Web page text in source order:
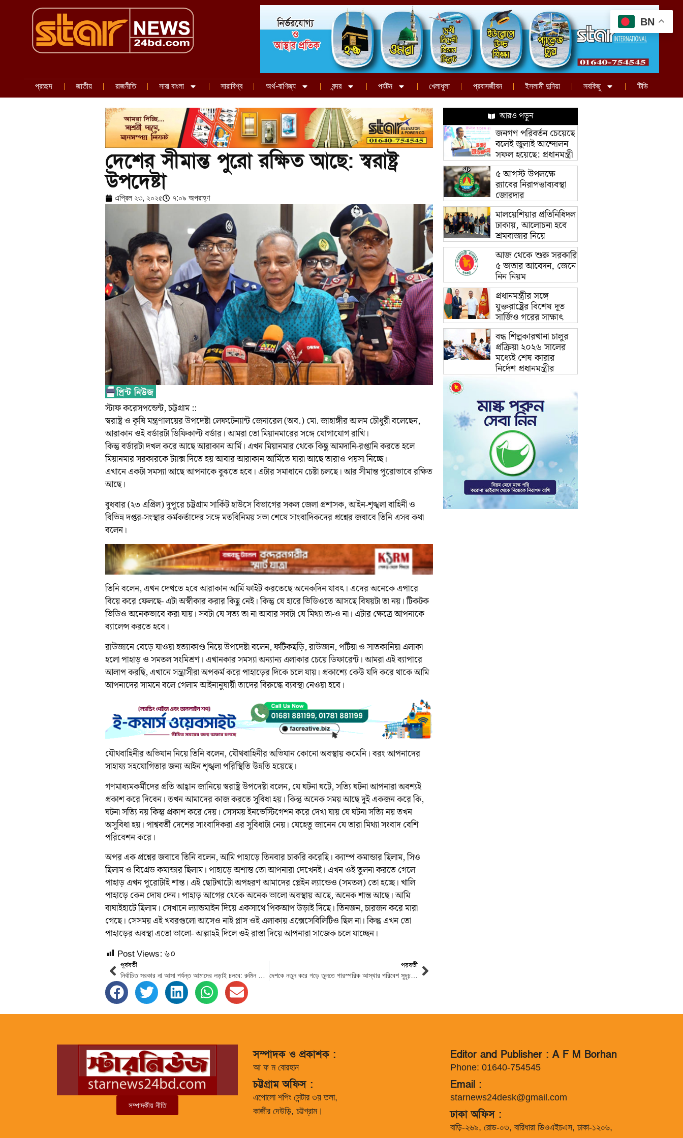
প্রচ্ছদ জাতীয় রাজনীতি সারা বাংলা সারাবিশ্ব অর্থ-বাণিজ্য বন্দর পর্যটন খেলাধুলা প্রবাসজীবন ইসলামী দুনিয়া সবকিছু টিভি
দেশের সীমান্ত পুরো রক্ষিত আছে: স্বরাষ্ট্র
উপদেষ্টা
এপ্রিল ২৩, ২০২৫ ৭:০৯ অপরাহ্ণ
স্টাফ করেসপন্ডেন্ট, চট্টগ্রাম ::
স্বরাষ্ট্র ও কৃষি মন্ত্রণালয়ের উপদেষ্টা লেফটেন্যান্ট জেনারেল (অব.) মো. জাহাঙ্গীর আলম চৌধুরী বলেছেন,
আরাকান ওই বর্ডারটা ডিফিকাল্ট বর্ডার। আমরা তো মিয়ানমারের সঙ্গে যোগাযোগ রাখি।
কিন্তু বর্ডারটা দখল করে আছে আরাকান আর্মি। এখন মিয়ানমার থেকে কিছু আমদানি-রপ্তানি করতে হলে
মিয়ানমার সরকারকে ট্যাক্স দিতে হয় আবার আরাকান আর্মিতে যারা আছে তারাও পয়সা নিচ্ছে।
এখানে একটা সমস্যা আছে আপনাকে বুঝতে হবে। এটার সমাধানে চেষ্টা চলছে। আর সীমান্ত পুরোভাবে রক্ষিত
আছে।
বুধবার (২৩ এপ্রিল) দুপুরে চট্টগ্রাম সার্কিট হাউসে বিভাগের সকল জেলা প্রশাসক, আইন-শৃঙ্খলা বাহিনী ও
বিভিন্ন দপ্তর-সংস্থার কর্মকর্তাদের সঙ্গে মতবিনিময় সভা শেষে সাংবাদিকদের প্রশ্নের জবাবে তিনি এসব কথা
বলেন।
তিনি বলেন, এখন দেখতে হবে আরাকান আর্মি ফাইট করতেছে অনেকদিন যাবৎ। এদের অনেকে এপারে
বিয়ে করে ফেলছে- এটা অস্বীকার করার কিছু নেই। কিন্তু যে হারে ভিডিওতে আসছে বিষয়টা তা নয়। টিকটক
ভিডিও অনেকভাবে করা যায়। সবটা যে সত্য তা না আবার সবটা যে মিথ্যা তা-ও না। এটার ক্ষেত্রে আপনাকে
ব্যালেন্স করতে হবে।
রাউজানে বেড়ে যাওয়া হত্যাকাণ্ড নিয়ে উপদেষ্টা বলেন, ফটিকছড়ি, রাউজান, পটিয়া ও সাতকানিয়া এলাকা
হলো পাহাড় ও সমতল সংমিশ্রণ। এখানকার সমস্যা অন্যান্য এলাকার চেয়ে ডিফারেন্ট। আমরা এই ব্যাপারে
আলাপ করছি, এখানে সন্ত্রাসীরা অপকর্ম করে পাহাড়ের দিকে চলে যায়। প্রকাশ্যে কেউ যদি করে থাকে আমি
আপনাদের সামনে বলে গেলাম আইনানুযায়ী তাদের বিরুদ্ধে ব্যবস্থা নেওয়া হবে।
যৌথবাহিনীর অভিযান নিয়ে তিনি বলেন, যৌথবাহিনীর অভিযান কোনো অবস্থায় কমেনি। বরং আপনাদের
সাহায্য সহযোগিতার জন্য আইন শৃঙ্খলা পরিস্থিতি উন্নতি হয়েছে।
গণমাধ্যমকর্মীদের প্রতি আহ্বান জানিয়ে স্বরাষ্ট্র উপদেষ্টা বলেন, যে ঘটনা ঘটে, সত্যি ঘটনা আপনারা অবশ্যই
প্রকাশ করে দিবেন। তখন আমাদের কাজ করতে সুবিধা হয়। কিন্তু অনেক সময় আছে দুই একজন করে কি,
ঘটনা সত্যি নয় কিন্তু প্রকাশ করে দেয়। সেসময় ইনভেস্টিগেশন করে দেখা যায় যে ঘটনা সত্যি নয় তখন
অসুবিধা হয়। পাশ্ববর্তী দেশের সাংবাদিকরা এর সুবিধাটা নেয়। যেহেতু জানেন যে তারা মিথ্যা সংবাদ বেশি
পরিবেশন করে।
অপর এক প্রশ্নের জবাবে তিনি বলেন, আমি পাহাড়ে তিনবার চাকরি করেছি। ক্যাম্প কমান্ডার ছিলাম, সিও
ছিলাম ও বিগ্রেড কমান্ডার ছিলাম। পাহাড়ে অশান্ত তো আপনারা দেখেনই। এখন ওই তুলনা করতে গেলে
পাহাড় এখন পুরোটাই শান্ত। এই ছোটখাটো অপহরণ আমাদের প্লেইন ল্যান্ডেও (সমতল) তো হচ্ছে। খালি
পাহাড়ে কেন দোষ দেন। পাহাড় আগের থেকে অনেক ভালো অবস্থায় আছে, অনেক শান্ত আছে। আমি
বাঘাইহাটে ছিলাম। সেখানে ল্যান্ডমাইন দিয়ে একসাথে পিকআপ উড়াই দিছে। তিনজন, চারজন করে মারা
গেছে। সেসময় এই খবরগুলো আসেও নাই প্লাস ওই এলাকায় এক্সেসেবিলিটিও ছিল না। কিন্তু এখন তো
পাহাড়ের অবস্থা এতো ভালো- আল্লাহই দিলে ওই রাস্তা দিয়ে আপনারা সাজেক চলে যাচ্ছেন।
Post Views: ৬০
পূর্ববর্তী পরবর্তী
আরও পড়ুন
জনগণ পরিবর্তন চেয়েছে
বলেই জুলাই আন্দোলন
সফল হয়েছে: প্রধানমন্ত্রী
৫ আগস্ট উপলক্ষে
র‌্যাবের নিরাপত্তাব্যবস্থা
জোরদার
মালয়েশিয়ার প্রতিনিধিদল
ঢাকায়, আলোচনা হবে
শ্রমবাজার নিয়ে
আজ থেকে শুরু সরকারি
৫ ভাতার আবেদন, জেনে
নিন নিয়ম
প্রধানমন্ত্রীর সঙ্গে
যুক্তরাষ্ট্রের বিশেষ দূত
সার্জিও গরের সাক্ষাৎ
বন্ধ শিল্পকারখানা চালুর
প্রক্রিয়া ২০২৬ সালের
মধ্যেই শেষ কারার
নির্দেশ প্রধানমন্ত্রীর
সম্পাদকীয় নীতি
সম্পাদক ও প্রকাশক :
আ ফ ম বোরহান
চট্টগ্রাম অফিস :
এপোলো শপিং সেন্টার ৩য় তলা,
কাজীর দেউড়ি, চট্টগ্রাম।
Editor and Publisher : A F M Borhan
Phone: 01640-754545
Email :
starnews24desk@gmail.com
ঢাকা অফিস :
বাড়ি-২৬৯, রোড-০৩, বারিধারা ডিওএইচএস, ঢাকা-১২০৬,
BN